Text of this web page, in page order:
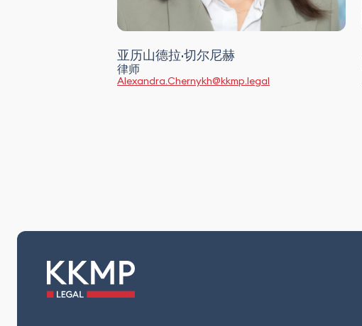
亚历山德拉·切尔尼赫
律师
Alexandra.Chernykh@kkmp.legal